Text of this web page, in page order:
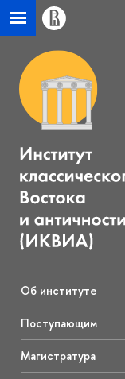
Об институте
Поступающим
Магистратура